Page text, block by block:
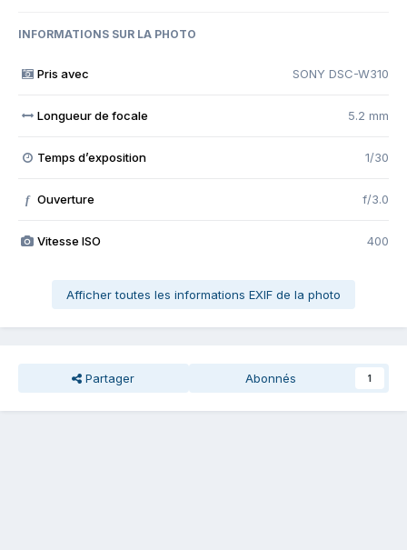
INFORMATIONS SUR LA PHOTO
Pris avec SONY DSC-W310
Longueur de focale 5.2 mm
Temps d’exposition 1/30
f Ouverture f/3.0
Vitesse ISO 400
Afficher toutes les informations EXIF de la photo
Partager Abonnés 1